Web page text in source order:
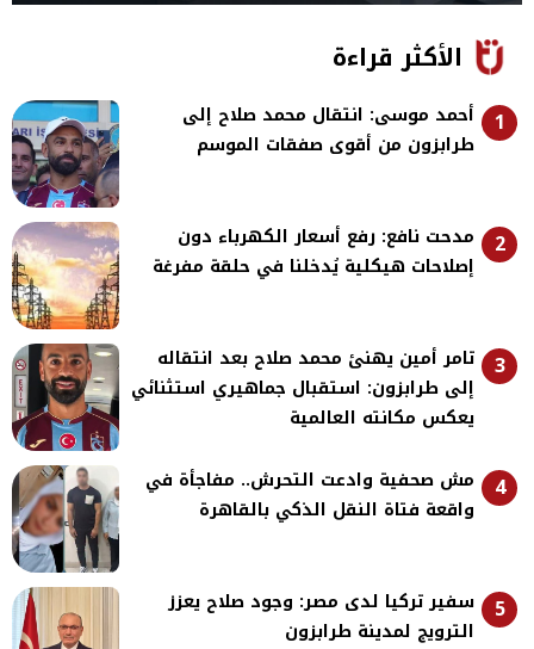
الأكثر قراءة
1
أحمد موسى: انتقال محمد صلاح إلى
طرابزون من أقوى صفقات الموسم
2
مدحت نافع: رفع أسعار الكهرباء دون
إصلاحات هيكلية يُدخلنا في حلقة مفرغة
3
تامر أمين يهنئ محمد صلاح بعد انتقاله
إلى طرابزون: استقبال جماهيري استثنائي
يعكس مكانته العالمية
4
مش صحفية وادعت التحرش.. مفاجأة في
واقعة فتاة النقل الذكي بالقاهرة
5
سفير تركيا لدى مصر: وجود صلاح يعزز
الترويج لمدينة طرابزون